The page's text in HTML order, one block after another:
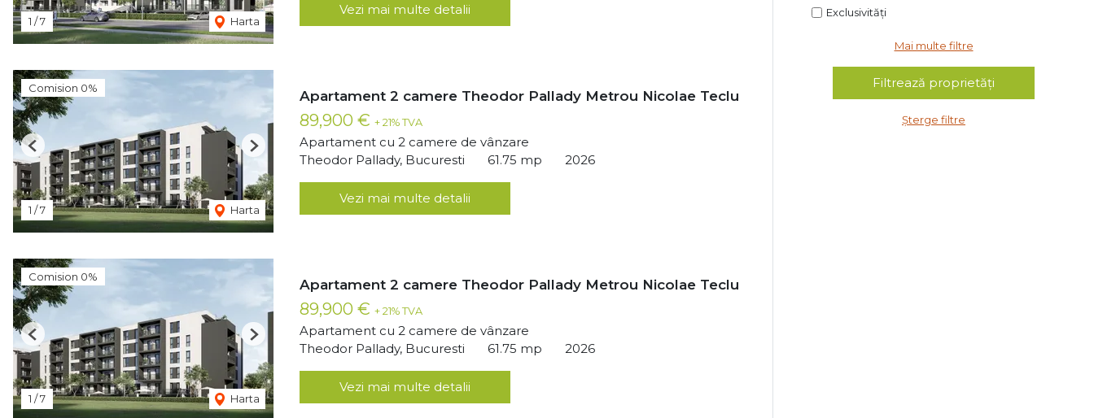
1 /7 Harta
Vezi mai multe detalii
Comision 0%
1 /7 Harta
Previous Next
Apartament 2 camere Theodor Pallady Metrou Nicolae Teclu
89,900 € + 21% TVA
Apartament cu 2 camere de vânzare
Theodor Pallady, Bucuresti
61.75 mp 2026
Vezi mai multe detalii
Comision 0%
1 /7 Harta
Previous Next
Apartament 2 camere Theodor Pallady Metrou Nicolae Teclu
89,900 € + 21% TVA
Apartament cu 2 camere de vânzare
Theodor Pallady, Bucuresti
61.75 mp 2026
Vezi mai multe detalii
Exclusivități
Mai multe filtre
Șterge filtre